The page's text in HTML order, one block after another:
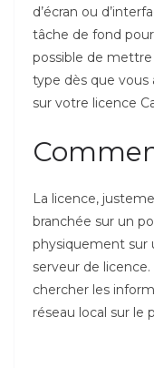
d’écran ou
tâche de fond
possible de
type dès que vous
sur votre licence
La licence,
branchée sur un
physiquement sur
serveur de
chercher les
réseau local sur le